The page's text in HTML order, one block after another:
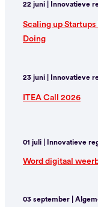
22 juni | Innovatieve
Scaling up
Doing
23 juni | Innovatieve
ITEA Call 2026
01 juli | Innovatieve
Word digitaal
03 september |